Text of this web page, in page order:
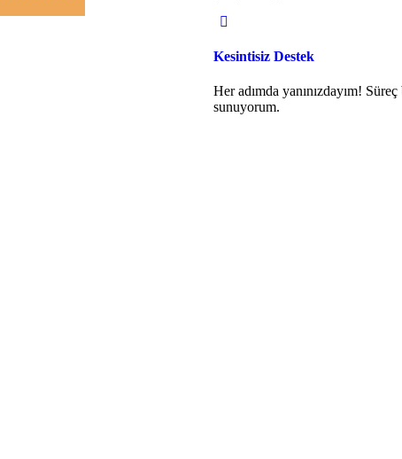
Kesintisiz Destek
Her adımda yanınızdayım!
sunuyorum.